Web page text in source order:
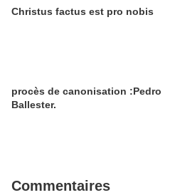
Christus factus est pro nobis
procès de canonisation :Pedro
Ballester.
Commentaires